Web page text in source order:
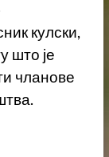
кулски,
што је
чланове